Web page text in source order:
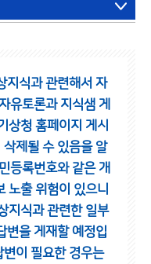
지식과 관련해서 자
유토론과 지식샘 게
상청 홈페이지 게시
제될 수 있음을 알
등록번호와 같은 개
노출 위험이 있으니
지식과 관련한 일부
변을 게재할 예정입
이 필요한 경우는